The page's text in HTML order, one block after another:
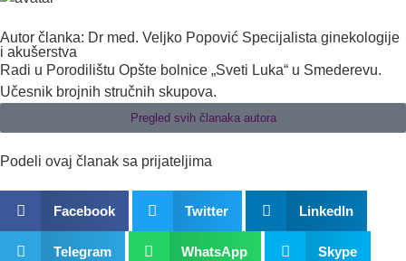
Autor članka: Dr med. Veljko Popović Specijalista ginekologije
i akušerstva
Radi u Porodilištu Opšte bolnice „Sveti Luka“ u Smederevu.
Učesnik brojnih stručnih skupova.
Pregled svih članaka autora
Podeli ovaj članak sa prijateljima
Facebook Twitter LinkedIn
Telegram WhatsApp Skype